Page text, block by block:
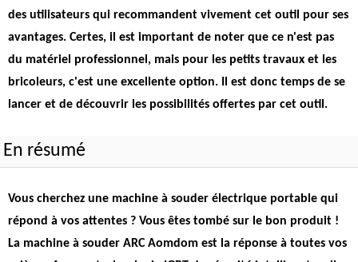
des utilisateurs qui recommandent vivement cet outil pour ses
avantages. Certes, il est important de noter que ce n'est pas
du matériel professionnel, mais pour les petits travaux et les
bricoleurs, c'est une excellente option. Il est donc temps de se
lancer et de découvrir les possibilités offertes par cet outil.
En résumé
Vous cherchez une machine à souder électrique portable qui
répond à vos attentes ? Vous êtes tombé sur le bon produit !
La machine à souder ARC Aomdom est la réponse à toutes vos